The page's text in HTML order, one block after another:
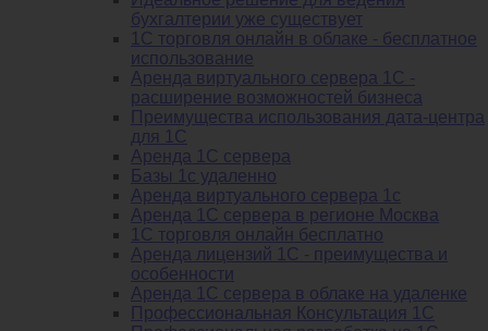
бухгалтерии уже существует
1С торговля онлайн в облаке - бесплатное
использование
Аренда виртуального сервера 1С -
расширение возможностей бизнеса
Преимущества использования дата-центра
для 1С
Аренда 1С сервера
Базы 1с удаленно
Аренда виртуального сервера 1с
Аренда 1С сервера в регионе Москва
1С торговля онлайн бесплатно
Аренда лицензий 1С - преимущества и
особенности
Аренда 1С сервера в облаке на удаленке
Профессиональная Консультация 1С